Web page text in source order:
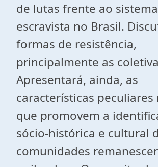
de lutas frente ao sistema
escravista no Brasil.
formas de resistência,
principalmente as
Apresentará, ainda, as
características peculiares
que promovem a
sócio-histórica e cultural
comunidades